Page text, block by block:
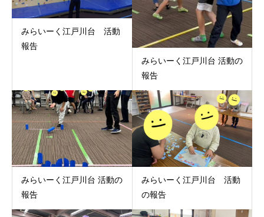
みらいーく江戸川台 活動
報告
みらいーく江戸川台 活動の
報告
みらいーく江戸川台 活動の
報告
みらいーく江戸川台 活動
の報告